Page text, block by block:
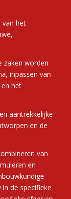
van het
zaken worden
inpassen van
het
aantrekkelijke
en de
van
en
in de specifieke